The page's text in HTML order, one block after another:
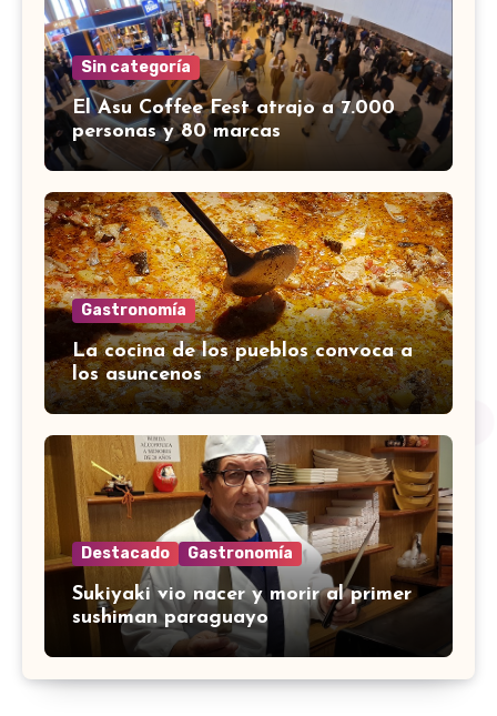
Sin categoría
El Asu Coffee Fest atrajo a 7.000
personas y 80 marcas
Gastronomía
La cocina de los pueblos convoca a
los asuncenos
Destacado Gastronomía
Sukiyaki vio nacer y morir al primer
sushiman paraguayo